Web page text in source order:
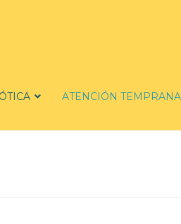
ATENCIÓN TEMPRANA